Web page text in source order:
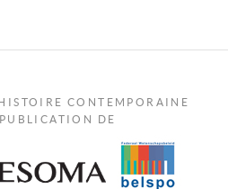
CONTEMPORAINE
DE